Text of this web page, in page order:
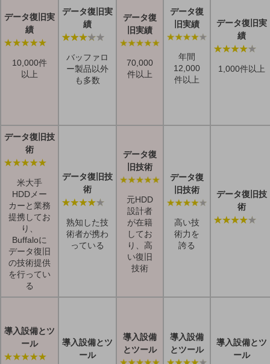
データ復旧実
績
10,000件
以上
データ復旧実
績
バッファロ
ー製品以外
も多数
データ復
旧実績
70,000
件以上
データ復
旧実績
年間
12,000
件以上
データ復旧実
績
1,000件以上
データ復旧技
術
米大手
HDDメー
カーと業務
提携してお
り、
Buffaloに
データ復旧
の技術提供
を行ってい
る
データ復旧技
術
熟知した技
術者が携わ
っている
データ復
旧技術
元HDD
設計者
が在籍
してお
り、高
い復旧
技術
データ復
旧技術
高い技
術力を
誇る
データ復旧技
術
導入設備とツ
ール
導入設備とツ
ール
導入設備
とツール
導入設備
とツール
導入設備とツ
ール